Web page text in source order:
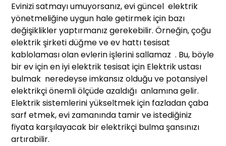
Evinizi satmayı umuyorsanız, evi güncel elektrik
yönetmeliğine uygun hale getirmek için bazı
değişiklikler yaptırmanız gerekebilir. Örneğin, çoğu
elektrik şirketi düğme ve ev hattı tesisat
kablolaması olan evlerin işlerini sallamaz . Bu, böyle
bir ev için en iyi elektrik tesisat için Elektrik ustası
bulmak neredeyse imkansız olduğu ve potansiyel
elektrikçi önemli ölçüde azaldığı anlamına gelir.
Elektrik sistemlerini yükseltmek için fazladan çaba
sarf etmek, evi zamanında tamir ve istediğiniz
fiyata karşılayacak bir elektrikçi bulma şansınızı
artırabilir.